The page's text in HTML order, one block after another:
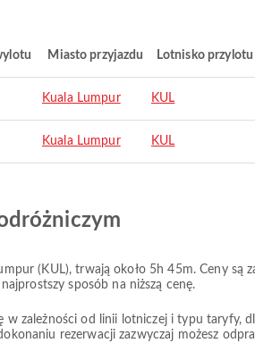
Miasto przyjazdu Lotnisko przylotu
Kuala Lumpur KUL
Kuala Lumpur KUL
(KUL), trwają około 5h 45m. Ceny są
sposób na niższą cenę.
w zależności od linii lotniczej i typu taryfy,
rezerwacji zazwyczaj możesz